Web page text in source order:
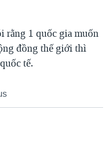
rằng 1 quốc gia muốn
đồng thế giới thì
tế.